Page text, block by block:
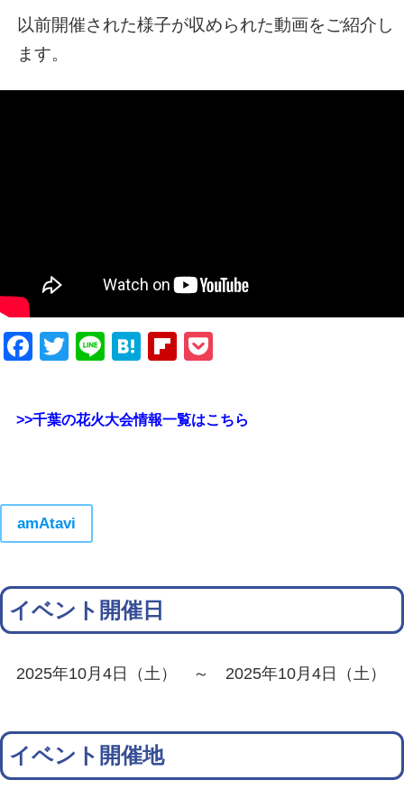
以前開催された様子が収められた動画をご紹介し
ます。
Facebook
Twitter
LineHatenaFlipboard
>>千葉の花火大会情報一覧はこちら
amAtavi
イベント開催日
2025年10月4日（土） ～ 2025年10月4日（土）
イベント開催地